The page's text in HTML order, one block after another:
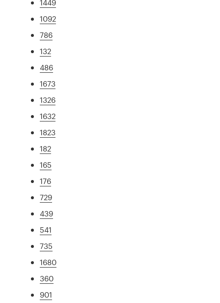
1449
1092
786
132
486
1673
1326
1632
1823
182
165
176
729
439
541
735
1680
360
901